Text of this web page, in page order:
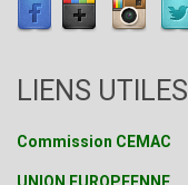
LIENS UTILES
Commission CEMAC